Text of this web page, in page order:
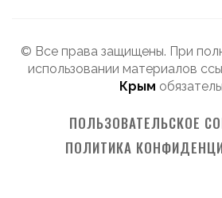
© Все права защищены. При
использовании материалов
Крым
ПОЛЬЗОВАТЕЛЬСКОЕ
ПОЛИТИКА